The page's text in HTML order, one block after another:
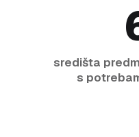
središta
s